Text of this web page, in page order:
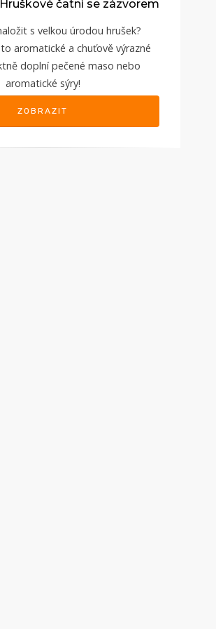
čatní se zázvorem
s velkou úrodou hrušek?
aromatické a chuťově výrazné
doplní pečené maso nebo
aromatické sýry!
ZOBRAZIT